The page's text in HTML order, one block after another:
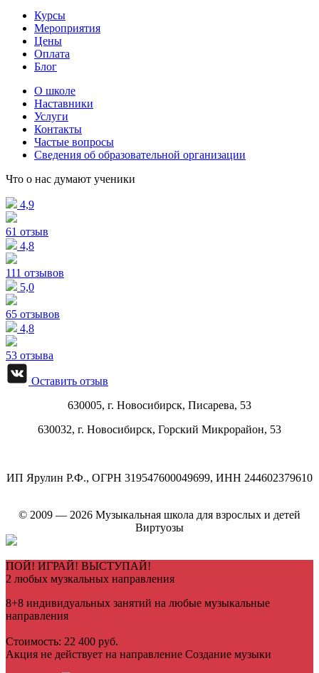
Курсы
Мероприятия
Цены
Оплата
Блог
О школе
Наставники
Услуги
Контакты
Частые вопросы
Сведения об образовательной организации
Что о нас думают ученики
4,9
61 отзыв
4,8
111 отзывов
5,0
65 отзывов
4,8
53 отзыва
Оставить отзыв
630005, г. Новосибирск, Писарева, 53
630032, г. Новосибирск, Горский Микрорайон, 53
ИП Ярулин Р.Ф., ОГРН 319547600049699, ИНН 244602379610
© 2009 — 2026 Музыкальная школа для взрослых и детей
Виртуозы
ПОЙ! ИГРАЙ! ВЫСТУПАЙ!
2 любых музкальных направления
8+8 индивидуальных занятий на любые музыкальные
направления
Стоимость: 22 400 руб.
Акция не действует на направление Создание музыки